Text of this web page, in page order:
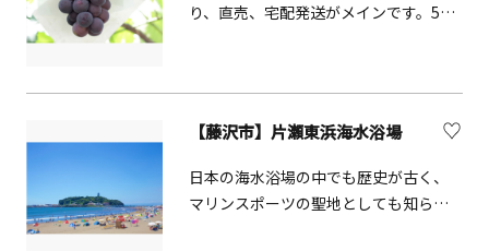
り、直売、宅配発送がメインです。5月
お届けしています。
【藤沢市】片瀬東浜海水浴場
日本の海水浴場の中でも歴史が古く、
マリンスポーツの聖地としても知られ